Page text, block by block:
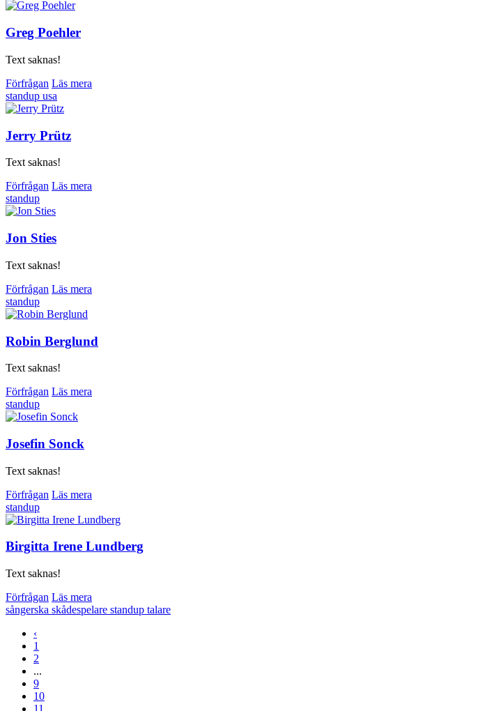
Greg Poehler
Text saknas!
Förfrågan Läs mera
standup usa
Jerry Prütz
Text saknas!
Förfrågan Läs mera
standup
Jon Sties
Text saknas!
Förfrågan Läs mera
standup
Robin Berglund
Text saknas!
Förfrågan Läs mera
standup
Josefin Sonck
Text saknas!
Förfrågan Läs mera
standup
Birgitta Irene Lundberg
Text saknas!
Förfrågan Läs mera
sångerska skådespelare standup talare
‹
1
2
...
9
10
11